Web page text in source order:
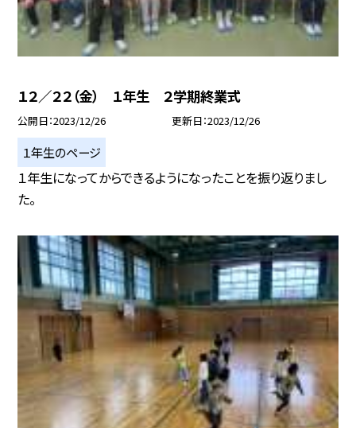
１２／２２（金） １年生 ２学期終業式
公開日 2023/12/26 更新日 2023/12/26
１年生のページ
１年生になってからできるようになったことを振り返りまし
た。